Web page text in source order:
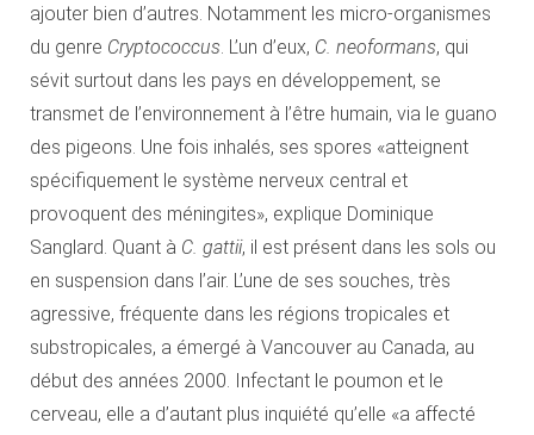
ajouter bien d’autres. Notamment les micro-organismes
du genre Cryptococcus. L’un d’eux, C. neoformans, qui
sévit surtout dans les pays en développement, se
transmet de l’environnement à l’être humain, via le guano
des pigeons. Une fois inhalés, ses spores «atteignent
spécifiquement le système nerveux central et
provoquent des méningites», explique Dominique
Sanglard. Quant à C. gattii, il est présent dans les sols ou
en suspension dans l’air. L’une de ses souches, très
agressive, fréquente dans les régions tropicales et
substropicales, a émergé à Vancouver au Canada, au
début des années 2000. Infectant le poumon et le
cerveau, elle a d’autant plus inquiété qu’elle «a affecté